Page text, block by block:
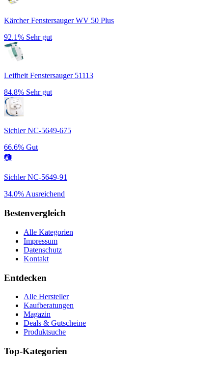
Kärcher Fenstersauger WV 50 Plus
92.1% Sehr gut
Leifheit Fenstersauger 51113
84.8% Sehr gut
Sichler NC-5649-675
66.6% Gut
📷
Sichler NC-5649-91
34.0%Ausreichend
Bestenvergleich
Alle Kategorien
Impressum
Datenschutz
Kontakt
Entdecken
Alle Hersteller
Kaufberatungen
Magazin
Deals & Gutscheine
Produktsuche
Top-Kategorien